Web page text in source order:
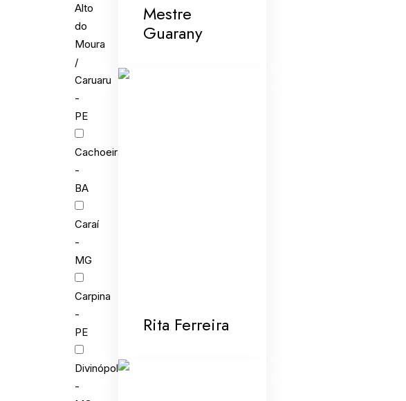
Alto
do
Moura
/
Caruaru
-
PE
Cachoeira
-
BA
Caraí
-
MG
Carpina
-
PE
Divinópolis
-
Mestre
Guarany
Rita Ferreira